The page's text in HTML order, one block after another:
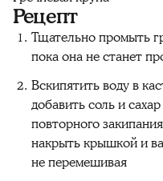
Рецепт
Тщательно промыть
пока она не станет
Вскипятить воду в
добавить соль и
повторного
накрыть крышкой и
не перемешивая